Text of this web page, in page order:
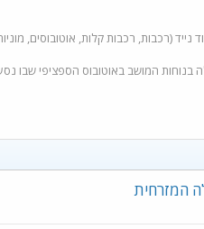
(רכבות, רכבות קלות, אוטובוסים,
בנוחות המושב באוטובוס הספציפי שבו